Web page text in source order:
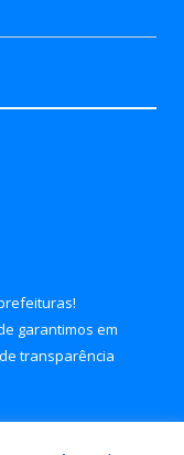
!
garantimos em
transparência